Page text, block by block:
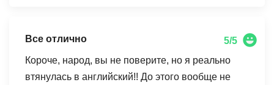
даже анализируем иностранные рекламные
кампании! Must say, что за три месяца я наконец-
то начала свободно общаться с клиентами из
Все отлично
5/5
Короче, народ, вы не поверите, но я реально
втянулась в английский!! До этого вообще не